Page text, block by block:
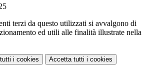
terzi da questo utilizzati si avvalgono di
ed utili alle finalità illustrate nella
i cookies Accetta tutti i cookies